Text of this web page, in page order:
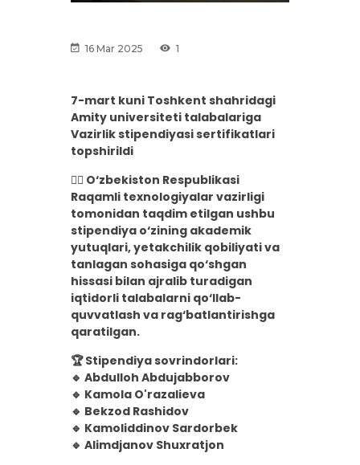
16 Mar 2025 1
7-mart kuni Toshkent shahridagi
Amity universiteti talabalariga
Vazirlik stipendiyasi sertifikatlari
topshirildi
👉🏼 O‘zbekiston Respublikasi
Raqamli texnologiyalar vazirligi
tomonidan taqdim etilgan ushbu
stipendiya o‘zining akademik
yutuqlari, yetakchilik qobiliyati va
tanlagan sohasiga qo‘shgan
hissasi bilan ajralib turadigan
iqtidorli talabalarni qo‘llab-
quvvatlash va rag‘batlantirishga
qaratilgan.
🏆 Stipendiya sovrindorlari:
🔹 Abdulloh Abdujabborov
🔹 Kamola O'razalieva
🔹 Bekzod Rashidov
🔹 Kamoliddinov Sardorbek
🔹 Alimdjanov Shuxratjon